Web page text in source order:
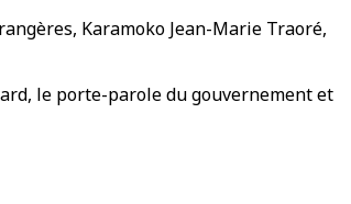
Karamoko Jean-Marie Traoré,
le porte-parole du gouvernement et